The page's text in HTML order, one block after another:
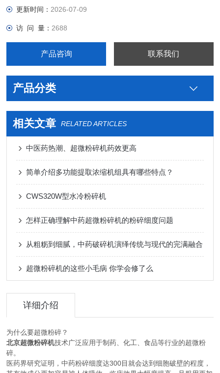
更新时间： 2026-07-09
访 问 量： 2688
产品咨询 联系我们
产品分类
相关文章 RELATED ARTICLES
中医药热潮、超微粉碎机药效更高
简单介绍多功能提取浓缩机组具有哪些特点？
CWS320W型水冷粉碎机
怎样正确理解中药超微粉碎机的粉碎细度问题
从粗粝到细腻，中药破碎机演绎传统与现代的完满融合
超微粉碎机的这些小毛病 你学会修了么
详细介绍
为什么要超微粉碎？
北京超微粉碎机技术广泛应用于制药、化工、食品等行业的超微粉
碎。
医药界研究证明，中药粉碎细度达300目就会达到细胞破壁的程度，